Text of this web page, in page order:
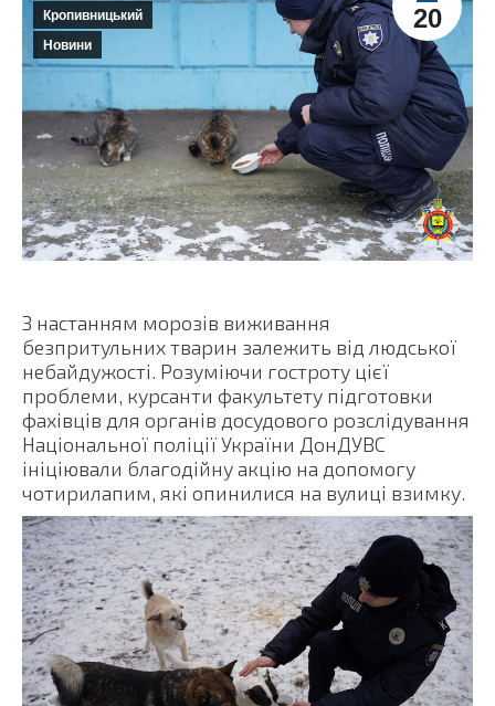
20
Кропивницький
Новини
З настанням морозів виживання
безпритульних тварин залежить від людської
небайдужості. Розуміючи гостроту цієї
проблеми, курсанти факультету підготовки
фахівців для органів досудового розслідування
Національної поліції України ДонДУВС
ініціювали благодійну акцію на допомогу
чотирилапим, які опинилися на вулиці взимку.